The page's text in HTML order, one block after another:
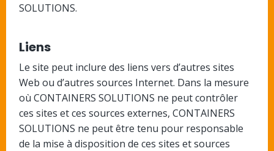
SOLUTIONS.
Liens
Le site peut inclure des liens vers d’autres sites
Web ou d’autres sources Internet. Dans la mesure
où CONTAINERS SOLUTIONS ne peut contrôler
ces sites et ces sources externes, CONTAINERS
SOLUTIONS ne peut être tenu pour responsable
de la mise à disposition de ces sites et sources